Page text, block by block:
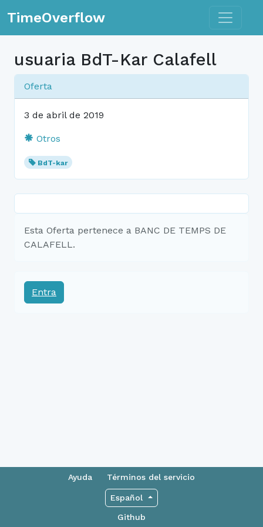
TimeOverflow Toggle
usuaria BdT-Kar Calafell
Oferta
3 de abril de 2019
Otros
BdT-kar
Esta Oferta pertenece a BANC DE TEMPS DE
CALAFELL.
Entra
Ayuda Términos del servicio
Español
Github